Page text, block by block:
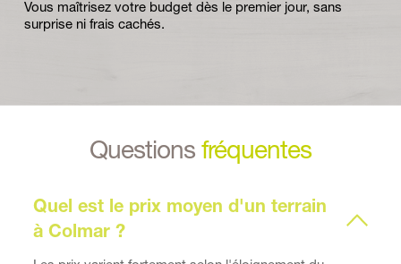
Vous maîtrisez votre budget dès le premier jour, sans
surprise ni frais cachés.
Questions fréquentes
Quel est le prix moyen d'un terrain